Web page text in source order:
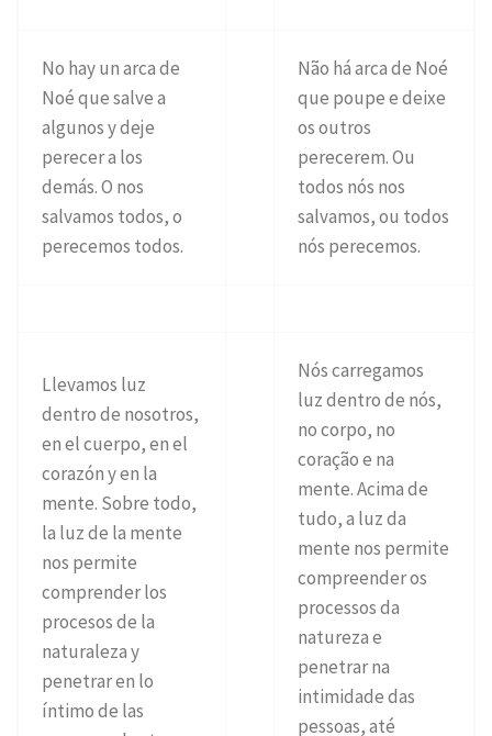
No hay un arca de
Noé que salve a
algunos y deje
perecer a los
demás. O nos
salvamos todos, o
perecemos todos.
Não há arca de Noé
que poupe e deixe
os outros
perecerem. Ou
todos nós nos
salvamos, ou todos
nós perecemos.
Llevamos luz
dentro de nosotros,
en el cuerpo, en el
corazón y en la
mente. Sobre todo,
la luz de la mente
nos permite
comprender los
procesos de la
naturaleza y
penetrar en lo
íntimo de las
Nós carregamos
luz dentro de nós,
no corpo, no
coração e na
mente. Acima de
tudo, a luz da
mente nos permite
compreender os
processos da
natureza e
penetrar na
intimidade das
pessoas, até